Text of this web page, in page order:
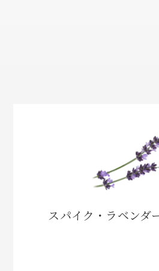
スパイク・ラベンダ